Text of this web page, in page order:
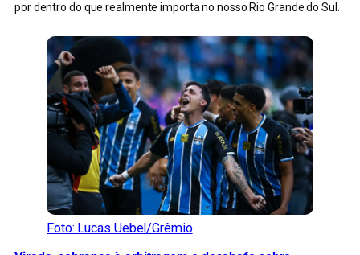
por dentro do que realmente importa no nosso Rio Grande do Sul.
Foto: Lucas Uebel/Grêmio